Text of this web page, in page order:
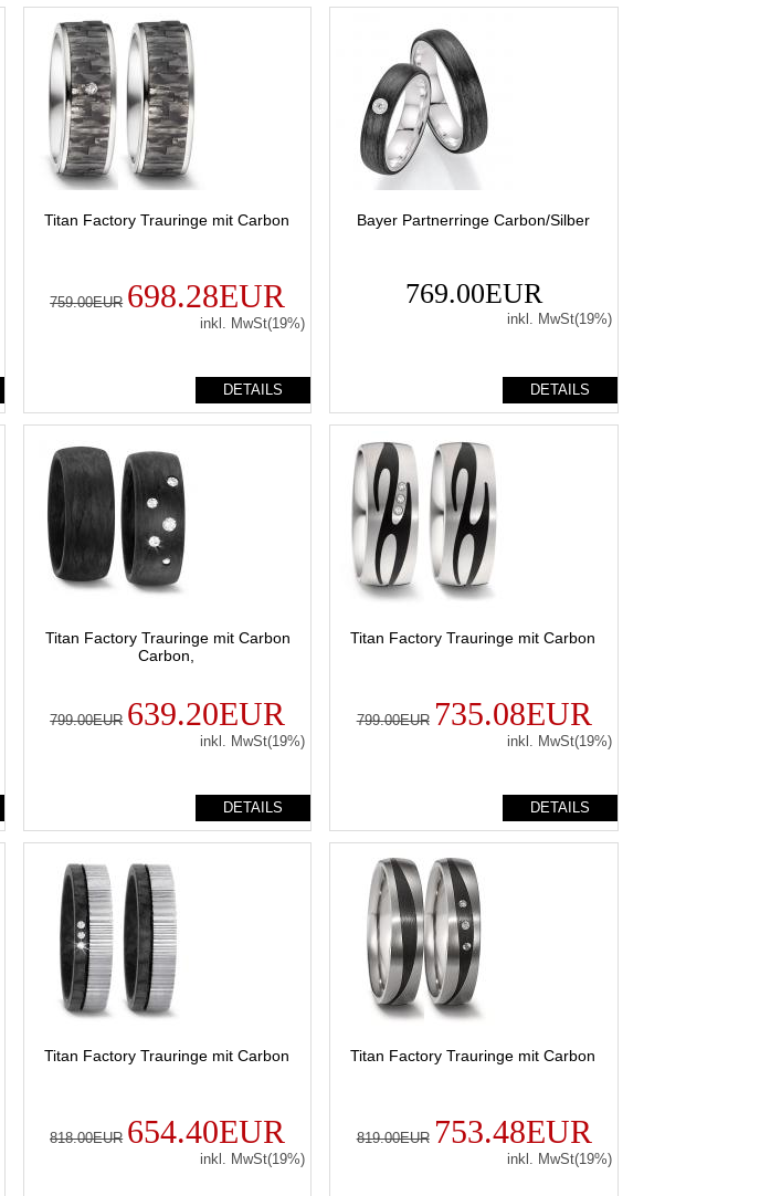
Titan Factory Trauringe mit Carbon
759.00EUR 698.28EUR
inkl. MwSt(19%)
DETAILS
Bayer Partnerringe Carbon/Silber
769.00EUR
inkl. MwSt(19%)
DETAILS
Titan Factory Trauringe mit Carbon
Carbon,
799.00EUR 639.20EUR
inkl. MwSt(19%)
DETAILS
Titan Factory Trauringe mit Carbon
799.00EUR 735.08EUR
inkl. MwSt(19%)
DETAILS
Titan Factory Trauringe mit Carbon
818.00EUR 654.40EUR
inkl. MwSt(19%)
Titan Factory Trauringe mit Carbon
819.00EUR 753.48EUR
inkl. MwSt(19%)